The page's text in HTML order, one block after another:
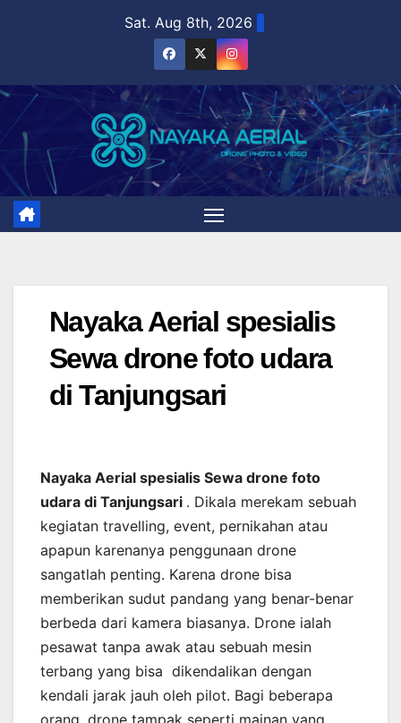
Sat. Aug 8th, 2026
Nayaka Aerial spesialis
Sewa drone foto udara
di Tanjungsari
Nayaka Aerial spesialis Sewa drone foto
udara di Tanjungsari . Dikala merekam sebuah
kegiatan travelling, event, pernikahan atau
apapun karenanya penggunaan drone
sangatlah penting. Karena drone bisa
memberikan sudut pandang yang benar-benar
berbeda dari kamera biasanya. Drone ialah
pesawat tanpa awak atau sebuah mesin
terbang yang bisa dikendalikan dengan
kendali jarak jauh oleh pilot. Bagi beberapa